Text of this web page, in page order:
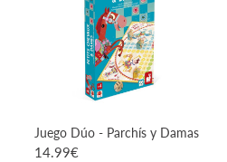
Juego Dúo - Parchís y Damas
14.99€